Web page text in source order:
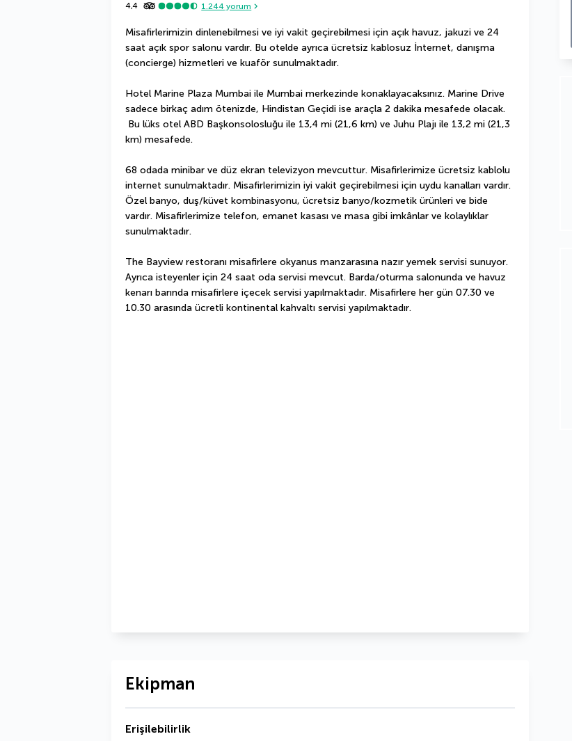
4,4 1.244 yorum
Misafirlerimizin dinlenebilmesi ve iyi vakit geçirebilmesi için açık havuz, jakuzi ve 24
saat açık spor salonu vardır. Bu otelde ayrıca ücretsiz kablosuz İnternet, danışma
(concierge) hizmetleri ve kuaför sunulmaktadır.
Hotel Marine Plaza Mumbai ile Mumbai merkezinde konaklayacaksınız. Marine Drive
sadece birkaç adım ötenizde, Hindistan Geçidi ise araçla 2 dakika mesafede olacak.
km) mesafede.
68 odada minibar ve düz ekran televizyon mevcuttur. Misafirlerimize ücretsiz kablolu
internet sunulmaktadır. Misafirlerimizin iyi vakit geçirebilmesi için uydu kanalları vardır.
Özel banyo, duş/küvet kombinasyonu, ücretsiz banyo/kozmetik ürünleri ve bide
vardır. Misafirlerimize telefon, emanet kasası ve masa gibi imkânlar ve kolaylıklar
sunulmaktadır.
The Bayview restoranı misafirlere okyanus manzarasına nazır yemek servisi sunuyor.
Ayrıca isteyenler için 24 saat oda servisi mevcut. Barda/oturma salonunda ve havuz
kenarı barında misafirlere içecek servisi yapılmaktadır. Misafirlere her gün 07.30 ve
10.30 arasında ücretli kontinental kahvaltı servisi yapılmaktadır.
Ekipman
Erişilebilirlik